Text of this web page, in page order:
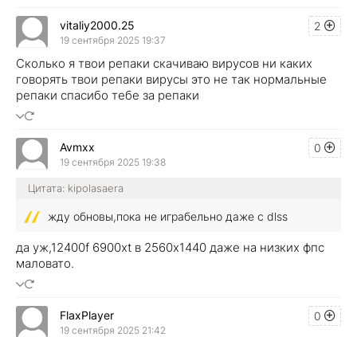
2
vitaliy2000.25
19 сентября 2025 19:37
Сколько я твои репаки скачиваю вирусов ни каких
говорять твои репаки вирусы это не так нормальные
репаки спасибо тебе за репаки
0
Avmxx
19 сентября 2025 19:38
Цитата: kipolasaera
жду обновы,пока не играбельно даже с dlss
да уж,12400f 6900xt в 2560x1440 даже на низких фпс
маловато.
0
FlaxPlayer
19 сентября 2025 21:42